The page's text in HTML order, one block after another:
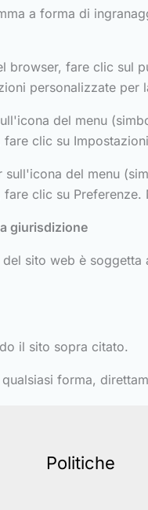
a forma di
browser, fare clic sul
personalizzate
del menu
clic su
del menu
clic su
giurisdizione
sito web è
il sito sopra citato.
forma,
Politiche